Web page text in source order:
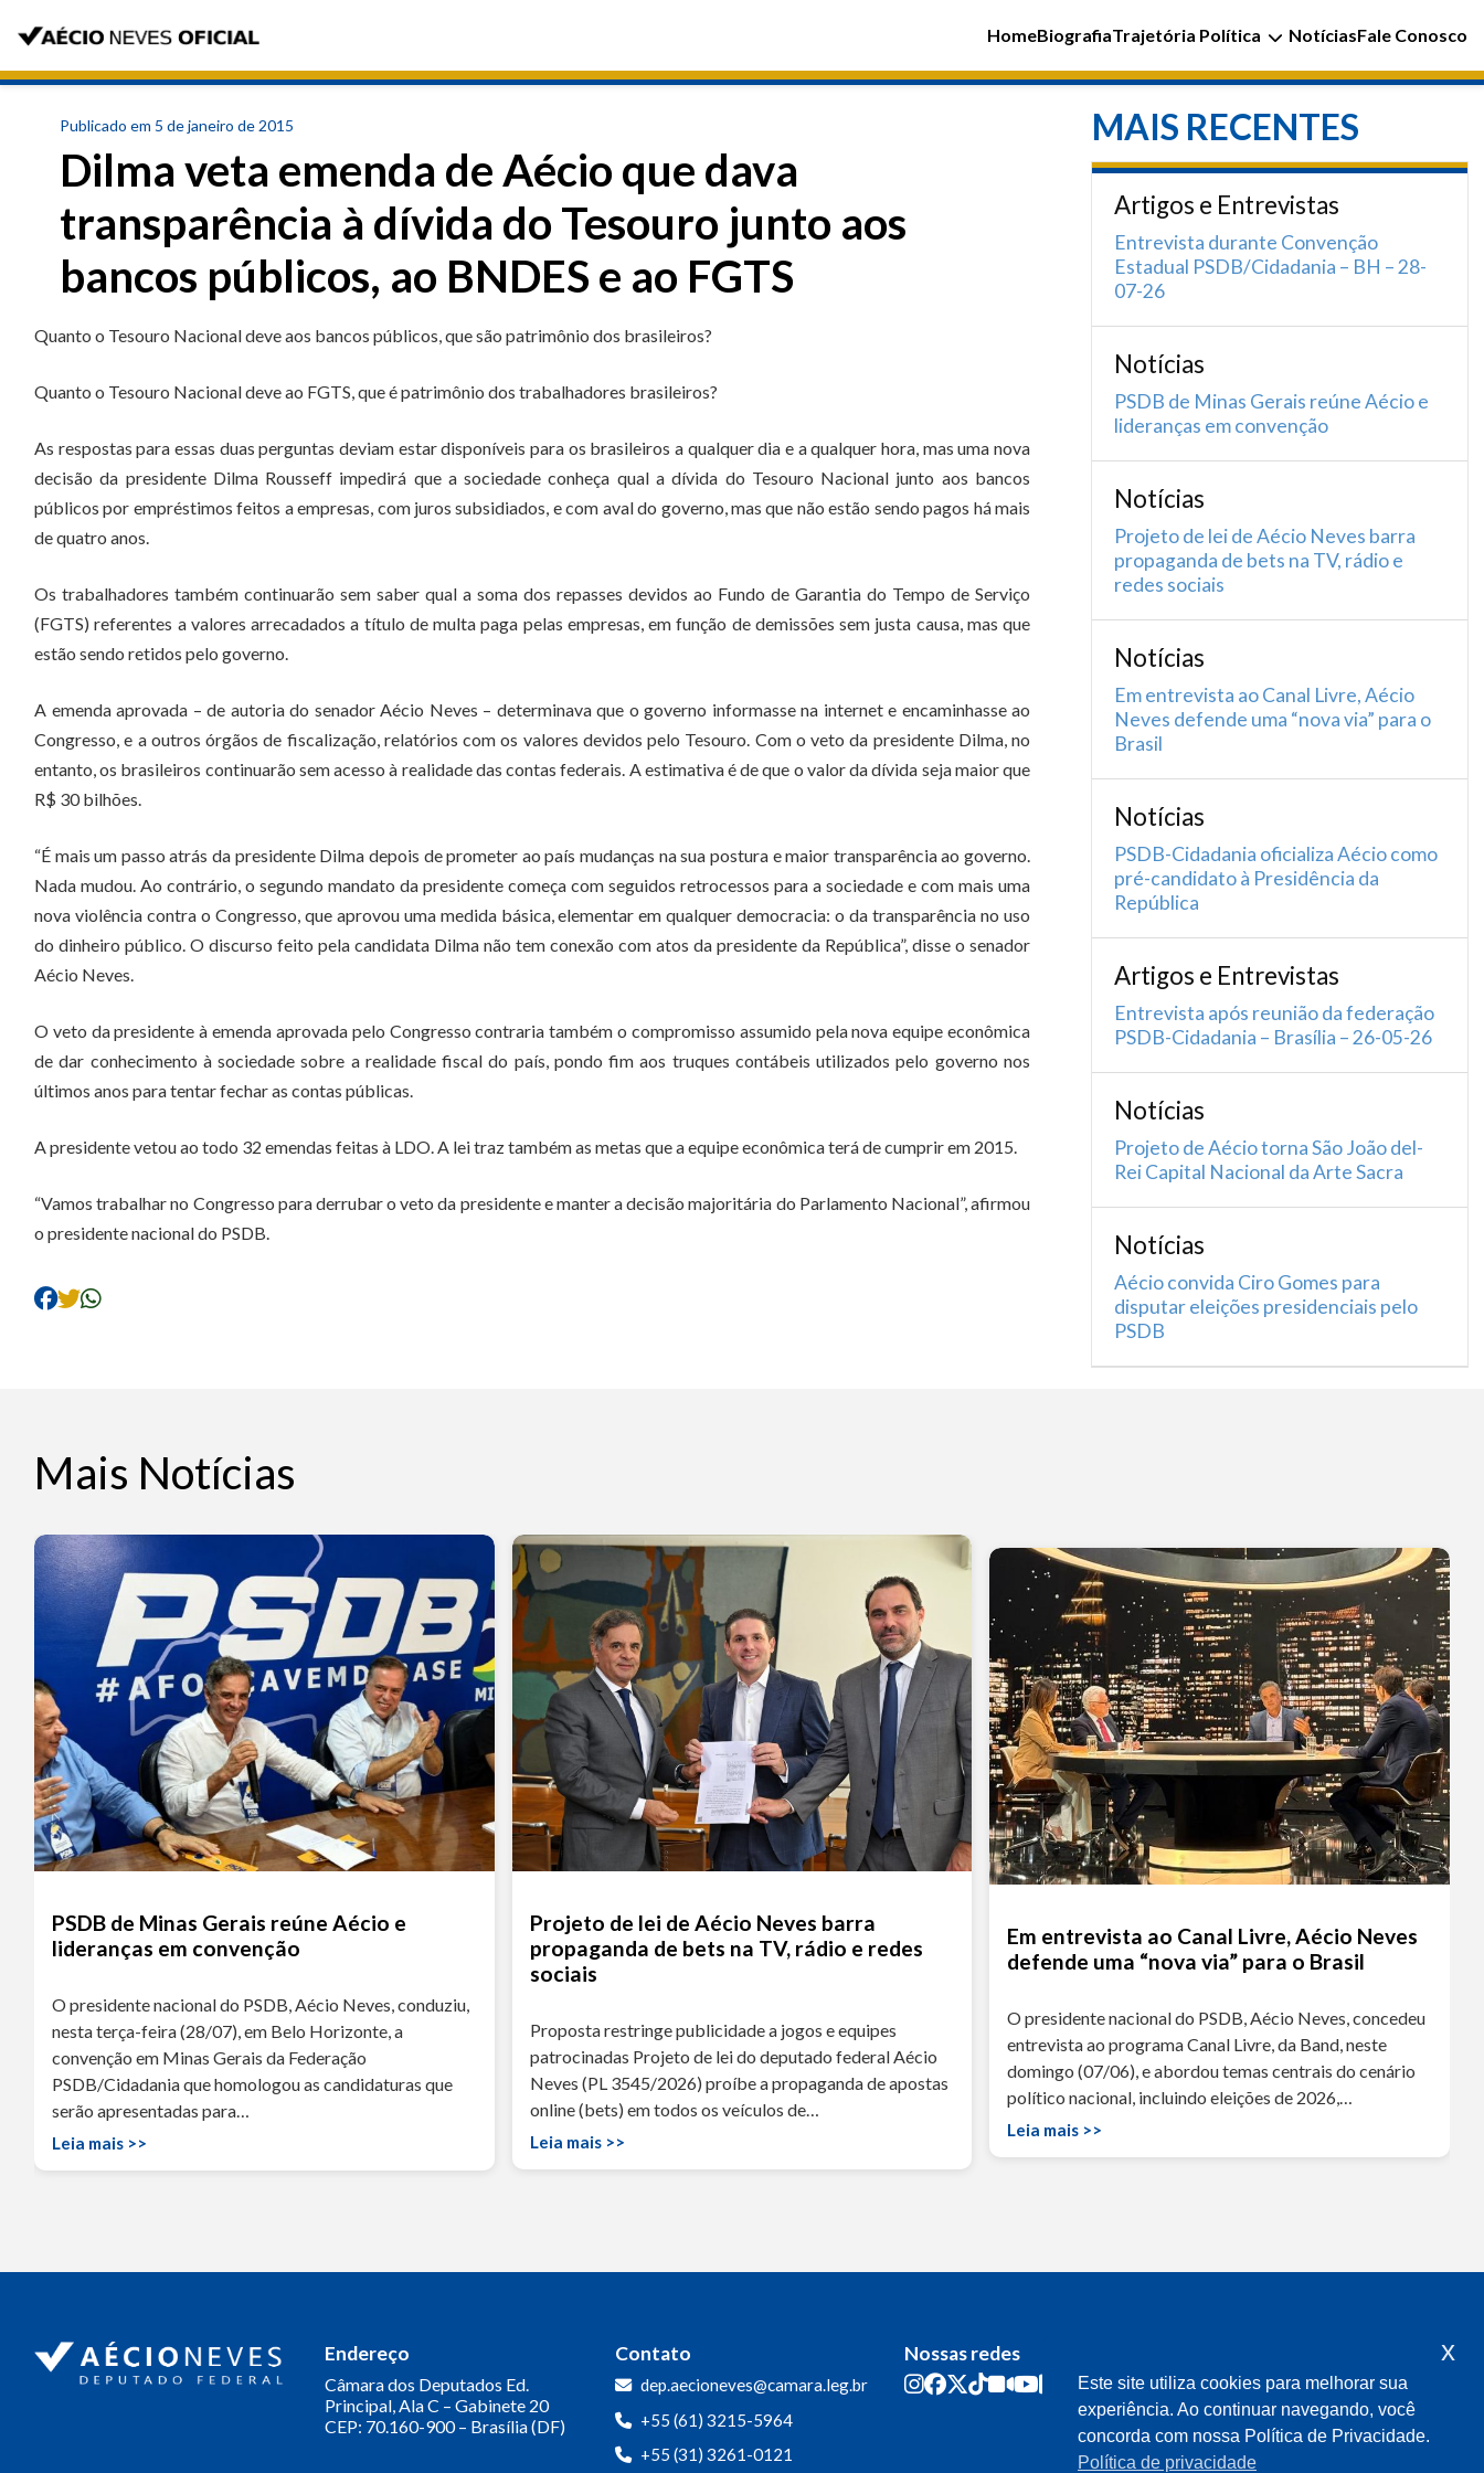
HomeBiografiaTrajetória Política NotíciasFale Conosco
Publicado em 5 de janeiro de 2015
Dilma veta emenda de Aécio que dava
transparência à dívida do Tesouro junto aos
bancos públicos, ao BNDES e ao FGTS
Quanto o Tesouro Nacional deve aos bancos públicos, que são patrimônio dos brasileiros?
Quanto o Tesouro Nacional deve ao FGTS, que é patrimônio dos trabalhadores brasileiros?
As respostas para essas duas perguntas deviam estar disponíveis para os brasileiros a qualquer dia e a qualquer hora, mas uma nova
decisão da presidente Dilma Rousseff impedirá que a sociedade conheça qual a dívida do Tesouro Nacional junto aos bancos
públicos por empréstimos feitos a empresas, com juros subsidiados, e com aval do governo, mas que não estão sendo pagos há mais
de quatro anos.
Os trabalhadores também continuarão sem saber qual a soma dos repasses devidos ao Fundo de Garantia do Tempo de Serviço
(FGTS) referentes a valores arrecadados a título de multa paga pelas empresas, em função de demissões sem justa causa, mas que
estão sendo retidos pelo governo.
A emenda aprovada – de autoria do senador Aécio Neves – determinava que o governo informasse na internet e encaminhasse ao
Congresso, e a outros órgãos de fiscalização, relatórios com os valores devidos pelo Tesouro. Com o veto da presidente Dilma, no
entanto, os brasileiros continuarão sem acesso à realidade das contas federais. A estimativa é de que o valor da dívida seja maior que
R$ 30 bilhões.
“É mais um passo atrás da presidente Dilma depois de prometer ao país mudanças na sua postura e maior transparência ao governo.
Nada mudou. Ao contrário, o segundo mandato da presidente começa com seguidos retrocessos para a sociedade e com mais uma
nova violência contra o Congresso, que aprovou uma medida básica, elementar em qualquer democracia: o da transparência no uso
do dinheiro público. O discurso feito pela candidata Dilma não tem conexão com atos da presidente da República”, disse o senador
Aécio Neves.
O veto da presidente à emenda aprovada pelo Congresso contraria também o compromisso assumido pela nova equipe econômica
de dar conhecimento à sociedade sobre a realidade fiscal do país, pondo fim aos truques contábeis utilizados pelo governo nos
últimos anos para tentar fechar as contas públicas.
A presidente vetou ao todo 32 emendas feitas à LDO. A lei traz também as metas que a equipe econômica terá de cumprir em 2015.
“Vamos trabalhar no Congresso para derrubar o veto da presidente e manter a decisão majoritária do Parlamento Nacional”, afirmou
o presidente nacional do PSDB.
MAIS RECENTES
Artigos e Entrevistas
Entrevista durante Convenção
Estadual PSDB/Cidadania – BH – 28-
07-26
Notícias
PSDB de Minas Gerais reúne Aécio e
lideranças em convenção
Notícias
Projeto de lei de Aécio Neves barra
propaganda de bets na TV, rádio e
redes sociais
Notícias
Em entrevista ao Canal Livre, Aécio
Neves defende uma “nova via” para o
Brasil
Notícias
PSDB-Cidadania oficializa Aécio como
pré-candidato à Presidência da
República
Artigos e Entrevistas
Entrevista após reunião da federação
PSDB-Cidadania – Brasília – 26-05-26
Notícias
Projeto de Aécio torna São João del-
Rei Capital Nacional da Arte Sacra
Notícias
Aécio convida Ciro Gomes para
disputar eleições presidenciais pelo
PSDB
Mais Notícias
PSDB de Minas Gerais reúne Aécio e
lideranças em convenção
O presidente nacional do PSDB, Aécio Neves, conduziu,
nesta terça-feira (28/07), em Belo Horizonte, a
convenção em Minas Gerais da Federação
PSDB/Cidadania que homologou as candidaturas que
serão apresentadas para…
Leia mais >>
Projeto de lei de Aécio Neves barra
propaganda de bets na TV, rádio e redes
sociais
Proposta restringe publicidade a jogos e equipes
patrocinadas Projeto de lei do deputado federal Aécio
Neves (PL 3545/2026) proíbe a propaganda de apostas
online (bets) em todos os veículos de…
Leia mais >>
Em entrevista ao Canal Livre, Aécio Neves
defende uma “nova via” para o Brasil
O presidente nacional do PSDB, Aécio Neves, concedeu
entrevista ao programa Canal Livre, da Band, neste
domingo (07/06), e abordou temas centrais do cenário
político nacional, incluindo eleições de 2026,…
Leia mais >>
Endereço
Câmara dos Deputados Ed.
Principal, Ala C – Gabinete 20
CEP: 70.160-900 – Brasília (DF)
Contato
dep.aecioneves@camara.leg.br
+55 (61) 3215-5964
+55 (31) 3261-0121
Nossas redes
Este site utiliza cookies para melhorar sua
experiência. Ao continuar navegando, você
concorda com nossa Política de Privacidade.
Política de privacidade
x